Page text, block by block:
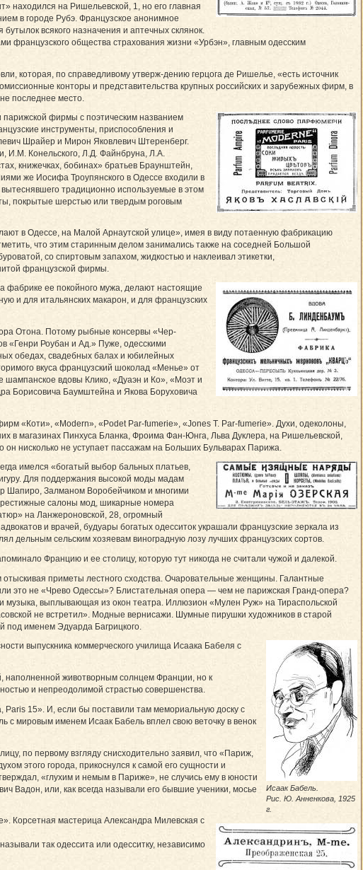
находился на Ришельевской, 1, но его главная
в городе Рубэ. Французское анонимное
всякого назначения и аптечных склянок.
французского общества страхования жизни «Урбэн», главным одесским
которая, по справедливому утверж-дению герцога де Ришелье, «есть источник
конторы и представительства крупных российских и зарубежных фирм, в
последнее место.
фирмы с поэтическим названием
инструменты, приспособления и
Шрайер и Мирон Яковлевич Штеренберг.
И.М. Конельского, Л.Д. Файнбруна, Л.А.
книжечках, бобинах» братьев Браунштейн,
же Иосифа Троупянского в Одессе входили в
традиционно используемые в этом
покрытые шерстью или твердым роговым
в Одессе, на Малой Арнаутской улице», имея в виду потаенную фабрикацию
что этим старинным делом занимались также на соседней Большой
со спиртовым запахом, жидкостью и наклеивал этикетки,
французской фирмы.
фабрике ее покойного мужа, делают настоящие
и для итальянских макарон, и для французских
Отона. Потому рыбные консервы «Чер-
«Генри Роубан и Ад.» Пуже, одесскими
обедах, свадебных балах и юбилейных
вкуса французский шоколад «Менье» от
шампанское вдовы Клико, «Дуаэн и Ко», «Моэт и
Борисовича Баумштейна и Якова Боруховича
«Коти», «Modern», «Podet Par-fumerie», «Jones T. Par-fumerie». Духи, одеколоны,
в магазинах Пинхуса Бланка, Фроима Фан-Юнга, Льва Дуклера, на Ришельевской,
нисколько не уступает пассажам на Больших Бульварах Парижа.
имелся «богатый выбор бальных платьев,
Для поддержания высокой моды мадам
Шапиро, Залманом Воробейчиком и многими
салоны мод, шикарные номера
на Ланжероновской, 28, огромный
и врачей, будуары богатых одесситок украшали французские зеркала из
сельским хозяевам виноградную лозу лучших французских сортов.
Францию и ее столицу, которую тут никогда не считали чужой и далекой.
приметы лестного сходства. Очаровательные женщины. Галантные
это не «Чрево Одессы»? Блистательная опера — чем не парижская Гранд-опера?
выплывающая из окон театра. Иллюзион «Мулен Руж» на Тираспольской
не встретил». Модные вернисажи. Шумные пирушки художников в старой
под именем Эдуарда Багрицкого.
Исаак Бабель.
Рис. Ю. Анненкова, 1925
г.
выпускника коммерческого училища Исаака Бабеля с
наполненной животворным солнцем Франции, но к
и непреодолимой страстью совершенства.
15». И, если бы поставили там мемориальную доску с
с мировым именем Исаак Бабель вплел свою веточку в венок
по первому взгляду снисходительно заявил, что «Париж,
этого города, прикоснулся к самой его сущности и
«глухим и немым в Париже», не случись ему в юности
Вадон, или, как всегда называли его бывшие ученики, мосье
Корсетная мастерица Александра Милевская с
так одессита или одесситку, независимо